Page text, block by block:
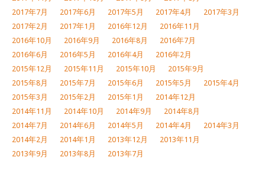
2017年7月
2017年6月 2017年5月 2017年4月
2017年3月
2017年2月
2017年1月 2016年12月
2016年11月
2016年10月
2016年9月 2016年8月
2016年7月
2016年6月
2016年5月 2016年4月
2016年2月
2015年12月
2015年11月 2015年10月
2015年9月
2015年8月
2015年7月 2015年6月 2015年5月
2015年4月
2015年3月
2015年2月 2015年1月
2014年12月
2014年11月
2014年10月 2014年9月
2014年8月
2014年7月
2014年6月 2014年5月 2014年4月
2014年3月
2014年2月
2014年1月 2013年12月
2013年11月
2013年9月
2013年8月 2013年7月